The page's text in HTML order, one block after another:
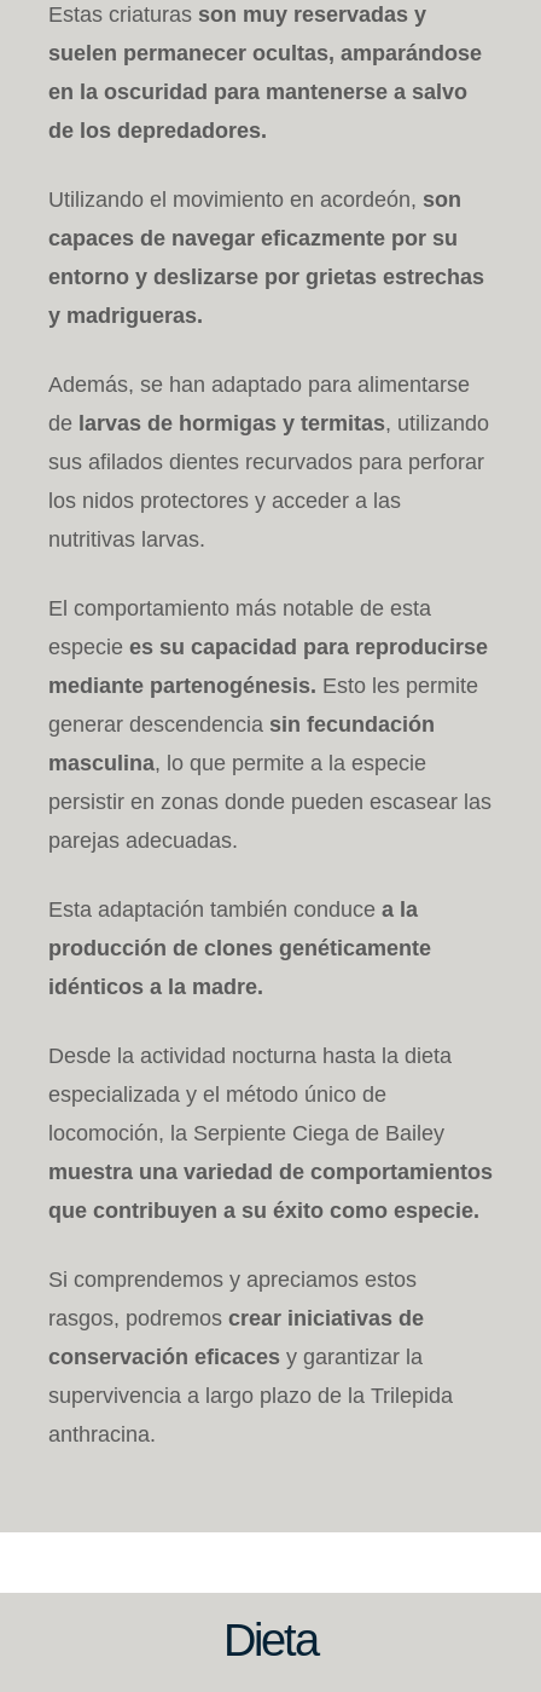
Estas criaturas son muy reservadas y
suelen permanecer ocultas, amparándose
en la oscuridad para mantenerse a salvo
de los depredadores.
Utilizando el movimiento en acordeón, son
capaces de navegar eficazmente por su
entorno y deslizarse por grietas estrechas
y madrigueras.
Además, se han adaptado para alimentarse
de larvas de hormigas y termitas, utilizando
sus afilados dientes recurvados para perforar
los nidos protectores y acceder a las
nutritivas larvas.
El comportamiento más notable de esta
especie es su capacidad para reproducirse
mediante partenogénesis. Esto les permite
generar descendencia sin fecundación
masculina, lo que permite a la especie
persistir en zonas donde pueden escasear las
parejas adecuadas.
Esta adaptación también conduce a la
producción de clones genéticamente
idénticos a la madre.
Desde la actividad nocturna hasta la dieta
especializada y el método único de
locomoción, la Serpiente Ciega de Bailey
muestra una variedad de comportamientos
que contribuyen a su éxito como especie.
Si comprendemos y apreciamos estos
rasgos, podremos crear iniciativas de
conservación eficaces y garantizar la
supervivencia a largo plazo de la Trilepida
anthracina.
Dieta